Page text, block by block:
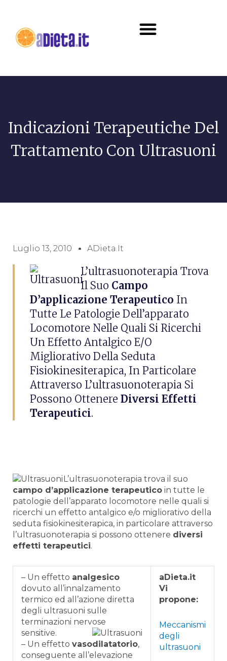
Indicazioni Terapeutiche Del
Trattamento Con Ultrasuoni
Luglio 13, 2010 ADieta.it
L’ultrasuonoterapia Trova
Il Suo Campo
D’applicazione Terapeutico In
Tutte Le Patologie Dell’apparato
Locomotore Nelle Quali Si Ricerchi
Un Effetto Antalgico E/o
Migliorativo Della Seduta
Fisiokinesiterapica, In Particolare
Attraverso L’ultrasuonoterapia Si
Possono Ottenere Diversi Effetti
Terapeutici.
L’ultrasuonoterapia trova il suo
campo d’applicazione terapeutico in tutte le
patologie dell’apparato locomotore nelle quali si
ricerchi un effetto antalgico e/o migliorativo della
seduta fisiokinesiterapica, in particolare attraverso
l’ultrasuonoterapia si possono ottenere diversi
effetti terapeutici.
– Un effetto analgesico
dovuto all’innalzamento
termico ed all’azione diretta
degli ultrasuoni sulle
terminazioni nervose
sensitive.
– Un effetto vasodilatatorio,
conseguente all’elevazione
aDieta.it
Vi
propone:
Meccanismi
degli
ultrasuoni